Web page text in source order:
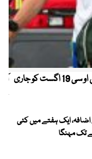
کیریبین پریمیئر لیگ ، قومی کرکٹرز کو این او سی 19 اگست کو جاری
ایک ہفتے میں کئی